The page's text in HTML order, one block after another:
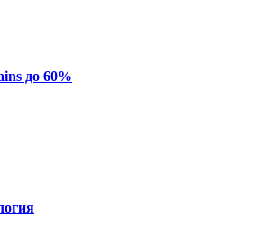
до 60%